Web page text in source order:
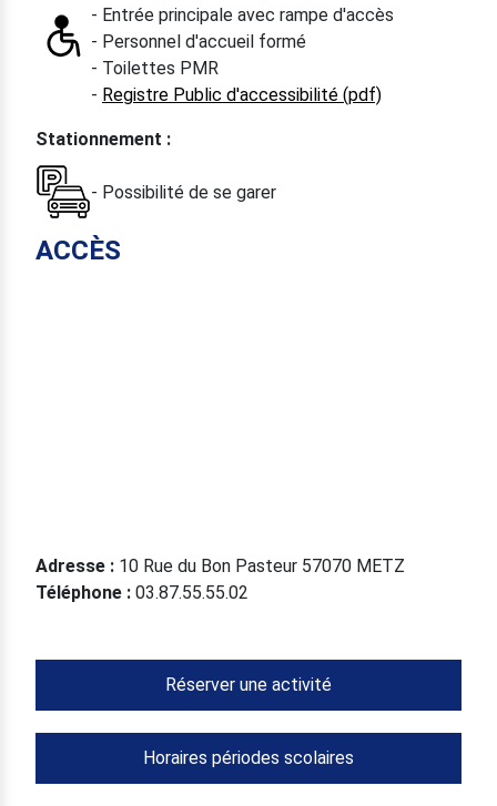
- Entrée principale avec rampe d'accès
- Personnel d'accueil formé
- Toilettes PMR
- Registre Public d'accessibilité (pdf)
Stationnement :
- Possibilité de se garer
ACCÈS
Adresse : 10 Rue du Bon Pasteur 57070 METZ
Téléphone : 03.87.55.55.02
Réserver une activité
Horaires périodes scolaires